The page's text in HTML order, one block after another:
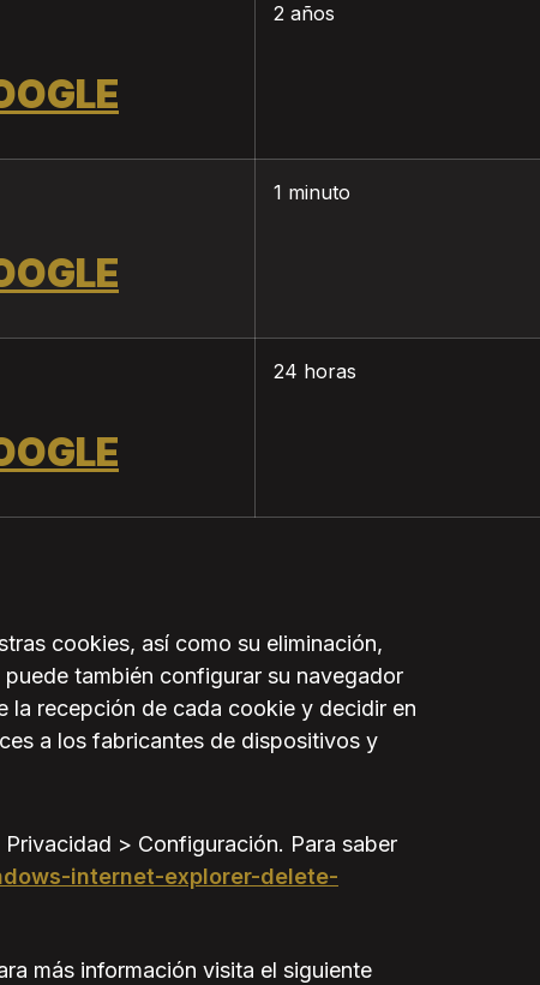
2 años
1 minuto
24 horas
cookies, así como su eliminación,
también configurar su navegador
la recepción de cada cookie y decidir en
a los fabricantes de dispositivos y
> Configuración. Para saber
internet-explorer-delete-
más información visita el siguiente